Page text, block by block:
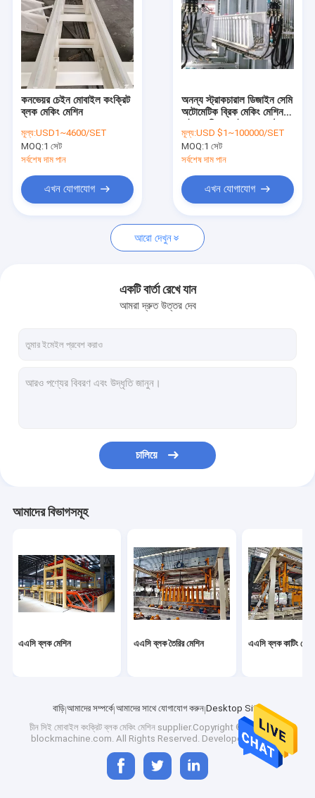
কনভেয়র চেইন মোবাইল কংক্রিট
ব্লক মেকিং মেশিন
মূল্য:USD1~4600/SET
MOQ:1 সেট
সর্বশেষ দাম পান
এখন যোগাযোগ
অনন্য স্ট্রাকচারাল ডিজাইন সেমি
অটোমেটিক ব্রিক মেকিং মেশিন
AAC ব্রিকস মেশিন
মূল্য:USD $1~100000/SET
MOQ:1 সেট
সর্বশেষ দাম পান
এখন যোগাযোগ
আরো দেখুন
একটি বার্তা রেখে যান
আমরা দ্রুত উত্তর দেব
চালিয়ে
আমাদের বিভাগসমূহ
এএসি ব্লক মেশিন এএসি ব্লক তৈরির মেশিন এএসি ব্লক কাটিং
বাড়ি আমাদের সম্পর্কে আমাদের সাথে যোগাযোগ করুন Desktop Site
চীন সিই মোবাইল কংক্রিট ব্লক মেকিং মেশিন supplier.Copyright © 2025 aac-
blockmachine.com. All Rights Reserved. Developed byECER